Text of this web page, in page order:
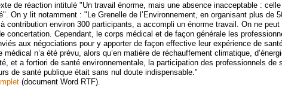
de réaction intitulé "Un travail énorme, mais une absence inacceptable :
On y lit notamment : "Le Grenelle de l’Environnement, en organisant plus de
contribution environ 300 participants, a accompli un énorme travail. On ne peut
concertation. Cependant, le corps médical et de façon générale les
aux négociations pour y apporter de façon effective leur expérience de
médical n’a été prévu, alors qu’en matière de réchauffement climatique,
et a fortiori de santé environnementale, la participation des professionnels de
de santé publique était sans nul doute indispensable."
(document Word RTF).